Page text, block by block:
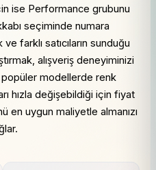
ise Performance grubunu
seçiminde numara
farklı satıcıların sunduğu
alışveriş deneyiminizi
modellerde renk
hızla değişebildiği için fiyat
en uygun maliyetle almanızı